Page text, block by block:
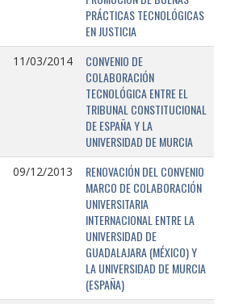
PRÁCTICAS TECNOLÓGICAS
EN JUSTICIA
11/03/2014
CONVENIO DE
COLABORACIÓN
TECNOLÓGICA ENTRE EL
TRIBUNAL CONSTITUCIONAL
DE ESPAÑA Y LA
UNIVERSIDAD DE MURCIA
09/12/2013
RENOVACIÓN DEL CONVENIO
MARCO DE COLABORACIÓN
UNIVERSITARIA
INTERNACIONAL ENTRE LA
UNIVERSIDAD DE
GUADALAJARA (MÉXICO) Y
LA UNIVERSIDAD DE MURCIA
(ESPAÑA)